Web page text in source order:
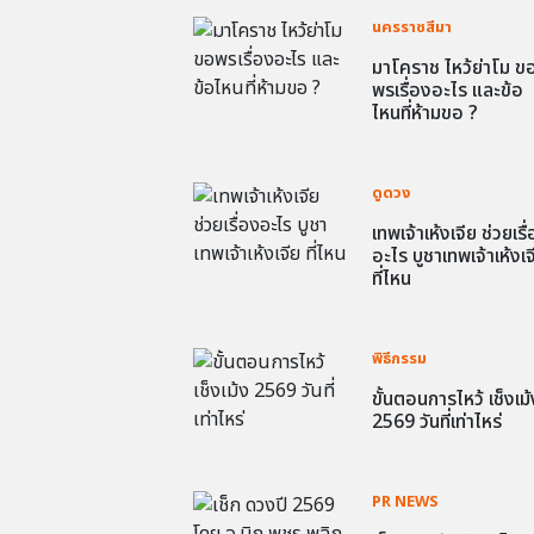
นครราชสีมา
มาโคราช ไหว้ย่าโม ข
พรเรื่องอะไร และข้อ
ไหนที่ห้ามขอ ?
ดูดวง
เทพเจ้าเห้งเจีย ช่วยเ
อะไร บูชาเทพเจ้าเห้งเ
ที่ไหน
พิธีกรรม
ขั้นตอนการไหว้ เช็งเ
2569 วันที่เท่าไหร่
PR NEWS